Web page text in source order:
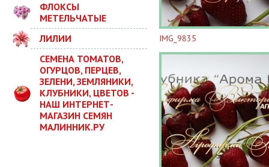
ФЛОКСЫ
МЕТЕЛЬЧАТЫЕ
ЛИЛИИ
СЕМЕНА ТОМАТОВ,
ОГУРЦОВ, ПЕРЦЕВ,
ЗЕЛЕНИ, ЗЕМЛЯНИКИ,
КЛУБНИКИ, ЦВЕТОВ -
НАШ ИНТЕРНЕТ-
МАГАЗИН СЕМЯН
МАЛИННИК.РУ
IMG_9835